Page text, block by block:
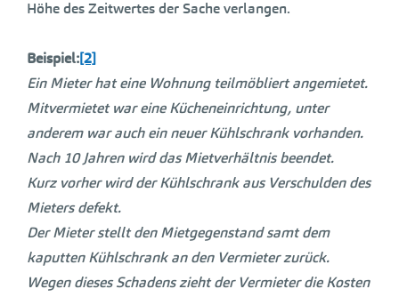
Höhe des Zeitwertes der Sache verlangen.
Beispiel:[2]
Ein Mieter hat eine Wohnung teilmöbliert angemietet.
Mitvermietet war eine Kücheneinrichtung, unter
anderem war auch ein neuer Kühlschrank vorhanden.
Nach 10 Jahren wird das Mietverhältnis beendet.
Kurz vorher wird der Kühlschrank aus Verschulden des
Mieters defekt.
Der Mieter stellt den Mietgegenstand samt dem
kaputten Kühlschrank an den Vermieter zurück.
Wegen dieses Schadens zieht der Vermieter die Kosten